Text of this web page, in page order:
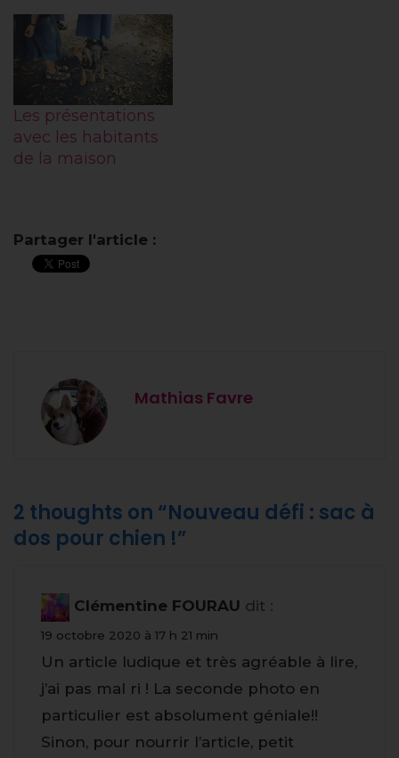
Les présentations
avec les habitants
de la maison
Partager l'article :
Mathias Favre
2 thoughts on “Nouveau défi : sac à
dos pour chien !”
Clémentine FOURAU dit :
19 octobre 2020 à 17 h 21 min
Un article ludique et très agréable à lire,
j’ai pas mal ri ! La seconde photo en
particulier est absolument géniale!!
Sinon, pour nourrir l’article, petit